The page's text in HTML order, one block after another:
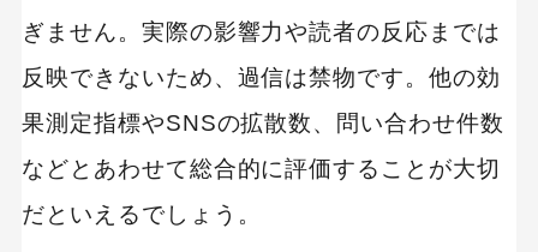
人気のキーワード
SaaS
Webデザイン
プログラミング教育
転職
副業
初心者 iOSアプリ
ぎません。実際の影響力や読者の反応までは
反映できないため、過信は禁物です。他の効
果測定指標やSNSの拡散数、問い合わせ件数
などとあわせて総合的に評価することが大切
だといえるでしょう。